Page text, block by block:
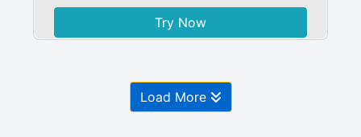
Try Now
Load More